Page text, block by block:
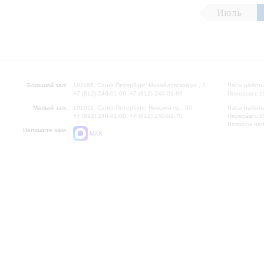
Июль
Большой зал:
191186, Санкт-Петербург, Михайловская ул., 2
+7 (812) 240-01-00, +7 (812) 240-01-80
Малый зал:
191011, Санкт-Петербург, Невский пр., 30
+7 (812) 240-01-00, +7 (812) 240-01-70
Напишите нам:
MAX
Часы
Перерыв с
Часы
Перерыв с
Вопросы